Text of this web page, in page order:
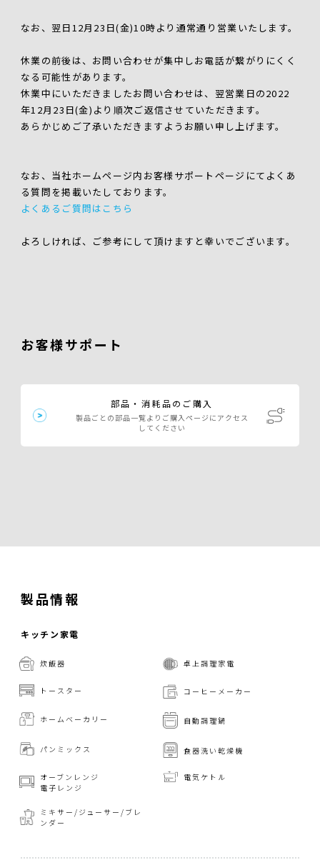
なお、翌日12月23日(金)10時より通常通り営業いたします。
休業の前後は、お問い合わせが集中しお電話が繋がりにくく
なる可能性があります。
休業中にいただきましたお問い合わせは、翌営業日の2022
年12月23日(金)より順次ご返信させていただきます。
あらかじめご了承いただきますようお願い申し上げます。
なお、当社ホームページ内お客様サポートページにてよくあ
る質問を掲載いたしております。
よくあるご質問はこちら
よろしければ、ご参考にして頂けますと幸いでございます。
お客様サポート
部品・消耗品のご購入
製品ごとの部品一覧よりご購入ページにアクセス
してください
製品情報
キッチン家電
炊飯器 卓上調理家電
トースター コーヒーメーカー
ホームベーカリー 自動調理鍋
パンミックス 食器洗い乾燥機
オーブンレンジ
電子レンジ
電気ケトル
ミキサー/ジューサー/ ブレ
ンダー